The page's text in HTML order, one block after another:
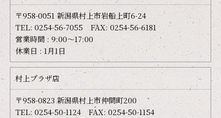
〒958-0051 新潟県村上市岩船上町6-24
TEL: 0254-56-7055 FAX: 0254-56-6181
営業時間 : 9:00～17:00
休業日 : 1月1日
村上プラザ店
〒958-0823 新潟県村上市仲間町200
TEL: 0254-50-1124 FAX: 0254-50-1154